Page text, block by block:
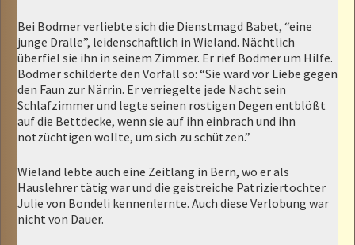
Bei Bodmer verliebte sich die Dienstmagd Babet, “eine
junge Dralle”, leidenschaftlich in Wieland. Nächtlich
überfiel sie ihn in seinem Zimmer. Er rief Bodmer um Hilfe.
Bodmer schilderte den Vorfall so: “Sie ward vor Liebe gegen
den Faun zur Närrin. Er verriegelte jede Nacht sein
Schlafzimmer und legte seinen rostigen Degen entblößt
auf die Bettdecke, wenn sie auf ihn einbrach und ihn
notzüchtigen wollte, um sich zu schützen.”
Wieland lebte auch eine Zeitlang in Bern, wo er als
Hauslehrer tätig war und die geistreiche Patriziertochter
Julie von Bondeli kennenlernte. Auch diese Verlobung war
nicht von Dauer.